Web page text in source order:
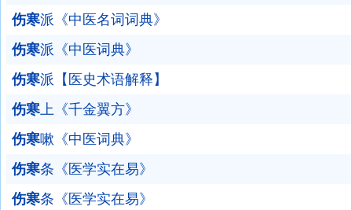
伤寒派《中医名词词典》
伤寒派《中医词典》
伤寒派【医史术语解释】
伤寒上《千金翼方》
伤寒嗽《中医词典》
伤寒条《医学实在易》
伤寒条《医学实在易》